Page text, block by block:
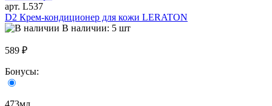
арт. L537
D2 Крем-кондиционер для кожи LERATON
В наличии: 5 шт
589 ₽
Бонусы:
473мл